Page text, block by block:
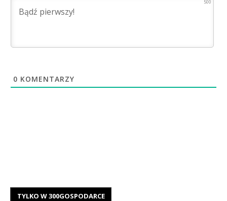
500
0 KOMENTARZY
TYLKO W 300GOSPODARCE